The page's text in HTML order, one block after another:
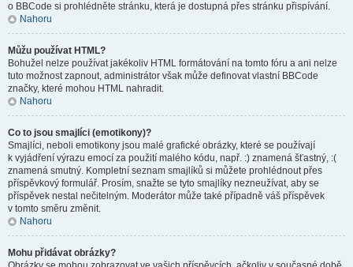
o BBCode si prohlédněte stránku, která je dostupná přes stránku přispívání.
Nahoru
Můžu používat HTML?
Bohužel nelze používat jakékoliv HTML formátování na tomto fóru a ani nelze
tuto možnost zapnout, administrátor však může definovat vlastní BBCode
značky, které mohou HTML nahradit.
Nahoru
Co to jsou smajlíci (emotikony)?
Smajlíci, neboli emotikony jsou malé grafické obrázky, které se používají
k vyjádření výrazu emocí za použití malého kódu, např. :) znamená šťastný, :(
znamená smutný. Kompletní seznam smajlíků si můžete prohlédnout přes
příspěvkový formulář. Prosím, snažte se tyto smajlíky nezneužívat, aby se
příspěvek nestal nečitelným. Moderátor může také případně váš příspěvek
v tomto směru změnit.
Nahoru
Mohu přidávat obrázky?